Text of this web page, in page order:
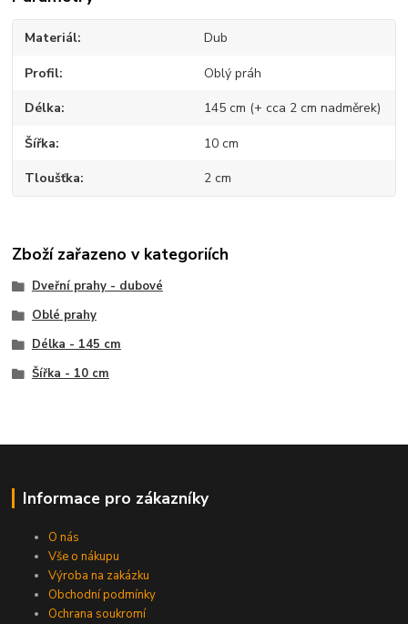
Materiál Dub
Profil Oblý práh
Délka 145 cm (+ cca 2 cm nadměrek)
Šířka 10 cm
Tloušťka 2 cm
Zboží zařazeno v kategoriích
Dveřní prahy - dubové
Oblé prahy
Délka - 145 cm
Šířka - 10 cm
Informace pro zákazníky
O nás
Vše o nákupu
Výroba na zakázku
Obchodní podmínky
Ochrana soukromí